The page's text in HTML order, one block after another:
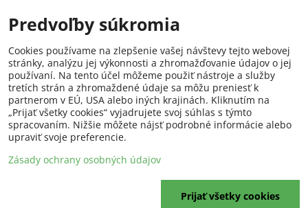
Predvoľby súkromia
Cookies používame na zlepšenie vašej návštevy tejto webovej
stránky, analýzu jej výkonnosti a zhromažďovanie údajov o jej
používaní. Na tento účel môžeme použiť nástroje a služby
tretích strán a zhromaždené údaje sa môžu preniesť k
partnerom v EÚ, USA alebo iných krajinách. Kliknutím na
„Prijať všetky cookies“ vyjadrujete svoj súhlas s týmto
spracovaním. Nižšie môžete nájsť podrobné informácie alebo
upraviť svoje preferencie.
Zásady ochrany osobných údajov
Prijať všetky cookies